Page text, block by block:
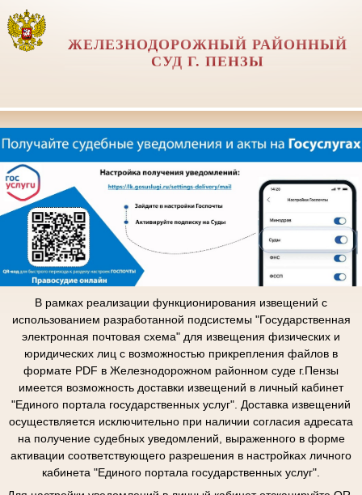
ЖЕЛЕЗНОДОРОЖНЫЙ РАЙОННЫЙ
СУД Г. ПЕНЗЫ
В рамках реализации функционирования извещений с
использованием разработанной подсистемы "Государственная
электронная почтовая схема" для извещения физических и
юридических лиц с возможностью прикрепления файлов в
формате PDF в Железнодорожном районном суде г.Пензы
имеется возможность доставки извещений в личный кабинет
"Единого портала государственных услуг". Доставка извещений
осуществляется исключительно при наличии согласия адресата
на получение судебных уведомлений, выраженного в форме
активации соответствующего разрешения в настройках личного
кабинета "Единого портала государственных услуг".